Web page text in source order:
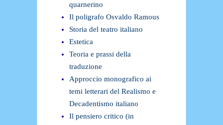
quarnerino
Il poligrafo Osvaldo Ramous
Storia del teatro italiano
Estetica
Teoria e prassi della
traduzione
Approccio monografico ai
temi letterari del Realismo e
Decadentismo italiano
Il pensiero critico (in